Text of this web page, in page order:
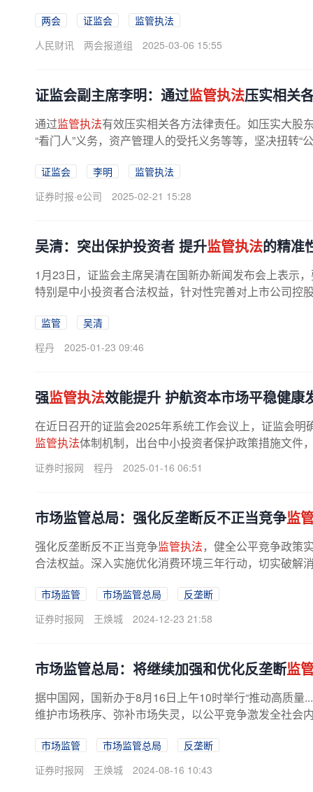
两会 证监会
监管执法
人民财讯
两会报道组 2025-03-06 15:55
证监会副主席李明：通过监管执法压实相关
通过监管执法有效压实相关各方法律责任。如压实大股
“看门人”义务，资产管理人的受托义务等等，坚决扭转“
证监会 李明
监管执法
证券时报·e公司
2025-02-21 15:28
吴清：突出保护投资者 提升监管执法的精准
1月23日，证监会主席吴清在国新办新闻发布会上表示
特别是中小投资者合法权益，针对性完善对上市公司控
监管
吴清
程丹
2025-01-23 09:46
强监管执法效能提升 护航资本市场平稳健康
在近日召开的证监会2025年系统工作会议上，证监会明
监管执法体制机制，出台中小投资者保护政策措施文件
开大学金融发展研究院院长田利辉...
证券时报网 程丹 2025-01-16 06:51
市场监管总局：强化反垄断反不正当竞争监
强化反垄断反不正当竞争监管执法，健全公平竞争政策
合法权益。深入实施优化消费环境三年行动，切实破解
市场监管 市场监管总局
反垄断
证券时报网
王焕城 2024-12-23 21:58
市场监管总局：将继续加强和优化反垄断监
据中国网，国新办于8月16日上午10时举行“推动高质
维护市场秩序、弥补市场失灵，以公平竞争激发全社会
市场监管 市场监管总局
反垄断
证券时报网
王焕城 2024-08-16 10:43